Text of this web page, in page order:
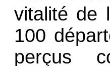
vitalité de
100
perçus